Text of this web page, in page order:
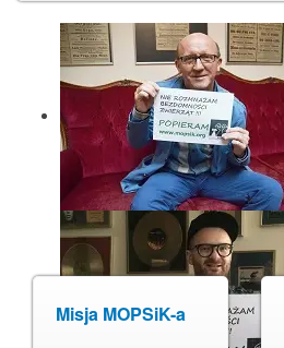
Misja MOPSiK-a